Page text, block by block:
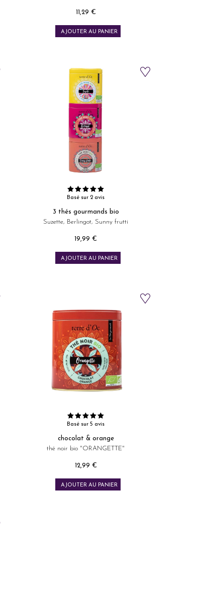
Prix
11,29 €
AJOUTER AU PANIER
Basé sur 2 avis
3 thés gourmands bio
Suzette, Berlingot, Sunny frutti
Prix
19,99 €
AJOUTER AU PANIER
Basé sur 5 avis
chocolat & orange
thé noir bio "ORANGETTE"
Prix
12,99 €
AJOUTER AU PANIER